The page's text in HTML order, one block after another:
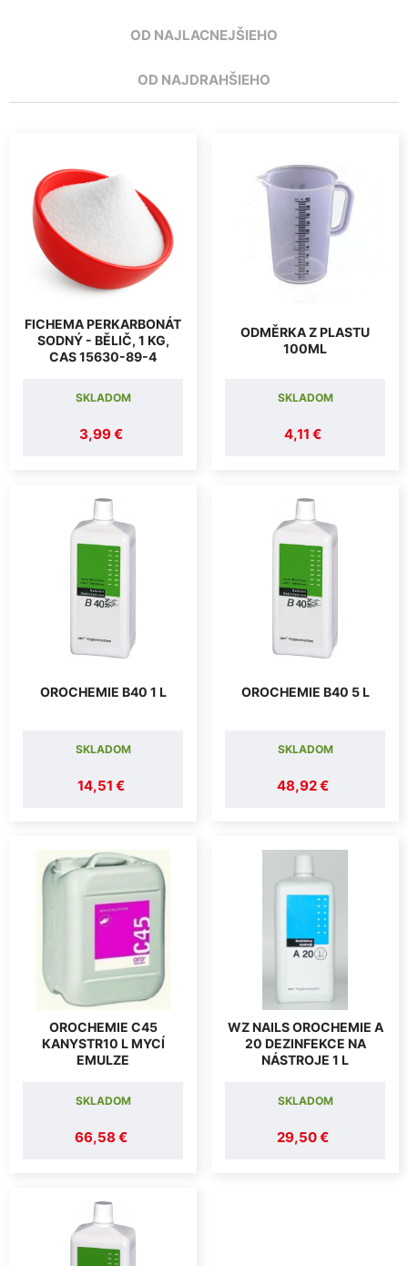
OD NAJLACNEJŠIEHO
OD NAJDRAHŠIEHO
FICHEMA PERKARBONÁT
SODNÝ - BĚLIČ, 1 KG,
CAS 15630-89-4
3,99 €
SKLADOM
ODMĚRKA Z PLASTU
100ML
4,11 €
SKLADOM
OROCHEMIE B40 1 L
14,51 €
SKLADOM
OROCHEMIE B40 5 L
48,92 €
SKLADOM
OROCHEMIE C45
KANYSTR10 L MYCÍ
EMULZE
66,58 €
SKLADOM
WZ NAILS OROCHEMIE A
20 DEZINFEKCE NA
NÁSTROJE 1 L
29,50 €
SKLADOM